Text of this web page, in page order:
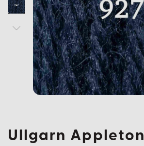
Ullgarn Appleton